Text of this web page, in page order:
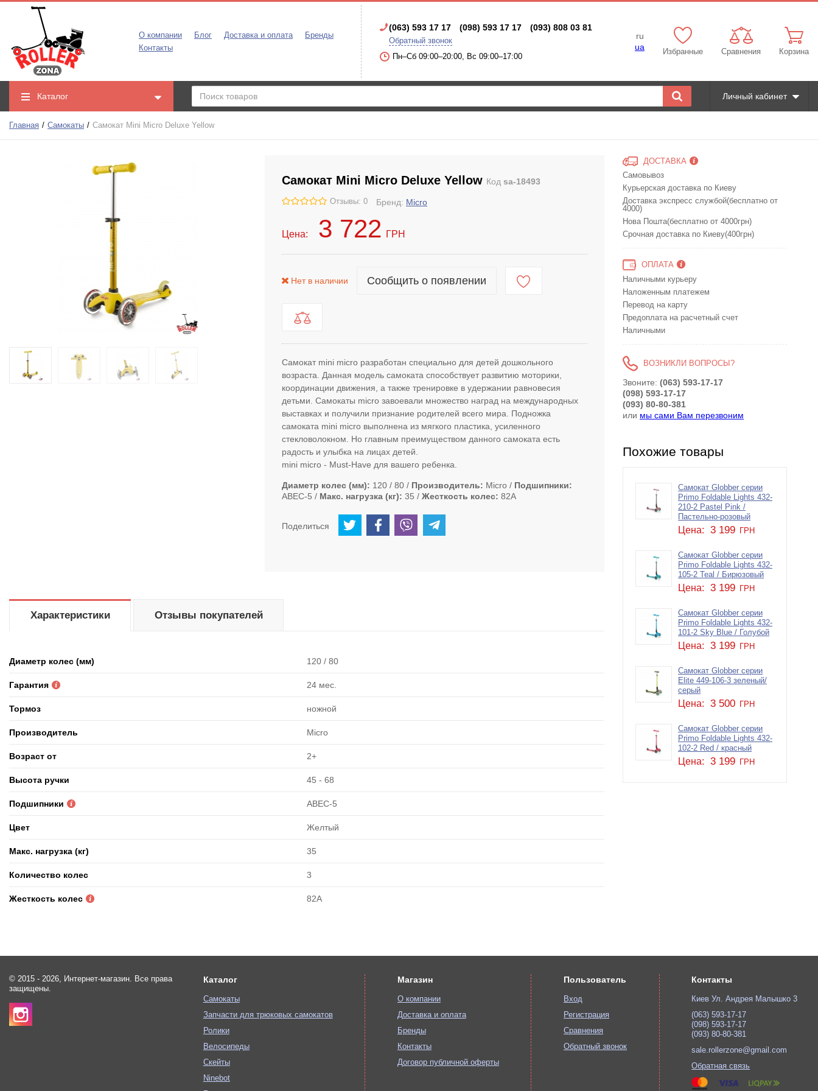
О компании Блог Доставка и оплата
Бренды
Контакты
(063) 593 17 17 (098) 593 17 17 (093) 808 03 81
Обратный звонок
Пн–Сб 09:00–20:00, Вс 09:00–17:00
ru
ua
Избранные Сравнения Корзина
Каталог Личный кабинет
Главная Самокаты Самокат Mini Micro Deluxe Yellow
Самокат Mini Micro Deluxe Yellow Код sa-18493
Отзывы: 0 Бренд: Micro
Цена: 3 722 ГРН
Нет в наличии Сообщить о появлении
Самокат mini micro разработан специально для детей дошкольного
возраста. Данная модель самоката способствует развитию моторики,
координации движения, а также тренировке в удержании равновесия
детьми. Самокаты micro завоевали множество наград на международных
выставках и получили признание родителей всего мира. Подножка
самоката mini micro выполнена из мягкого пластика, усиленного
стекловолокном. Но главным преимуществом данного самоката есть
радость и улыбка на лицах детей.
mini micro - Must-Have для вашего ребенка.
Диаметр колес (мм) 120 / 80 Производитель Micro
Подшипники
ABEC-5
Макс. нагрузка (кг) 35 Жесткость колес 82А
Поделиться
Характеристики
Диаметр колес (мм) 120 / 80
Гарантия 24 мес.
Тормоз ножной
Производитель Micro
Возраст от 2+
Высота ручки 45 - 68
Подшипники ABEC-5
Цвет Желтый
Макс. нагрузка (кг) 35
Количество колес 3
Жесткость колес 82А
Отзывы покупателей
ДОСТАВКА
Самовывоз
Курьерская доставка по Киеву
Доставка экспресс службой(бесплатно от
4000)
Нова Пошта(бесплатно от 4000грн)
Срочная доставка по Киеву(400грн)
ОПЛАТА
Наличными курьеру
Наложенным платежем
Перевод на карту
Предоплата на расчетный счет
Наличными
ВОЗНИКЛИ ВОПРОСЫ?
Звоните: (063) 593-17-17
(098) 593-17-17
(093) 80-80-381
или мы сами Вам перезвоним
Похожие товары
Самокат Globber серии
Primo Foldable Lights 432-
210-2 Pastel Pink /
Пастельно-розовый
Цена: 3 199 ГРН
Самокат Globber серии
Primo Foldable Lights 432-
105-2 Teal / Бирюзовый
Цена: 3 199 ГРН
Самокат Globber серии
Primo Foldable Lights 432-
101-2 Sky Blue / Голубой
Цена: 3 199 ГРН
Самокат Globber серии
Elite 449-106-3 зеленый/
серый
Цена: 3 500 ГРН
Самокат Globber серии
Primo Foldable Lights 432-
102-2 Red / красный
Цена: 3 199 ГРН
© 2015 - 2026, Интернет-магазин. Все права
защищены.
Каталог
Самокаты
Запчасти для трюковых самокатов
Ролики
Велосипеды
Скейты
Ninebot
Магазин
О компании
Доставка и оплата
Бренды
Контакты
Договор публичной оферты
Пользователь
Вход
Регистрация
Сравнения
Обратный звонок
Контакты
Киев Ул. Андрея Малышко 3
(063) 593-17-17
(098) 593-17-17
(093) 80-80-381
sale.rollerzone@gmail.com
Обратная связь